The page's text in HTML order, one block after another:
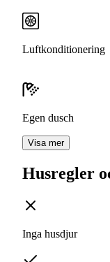
Luftkonditionering
Egen dusch
Visa mer
Husregler
Inga husdjur